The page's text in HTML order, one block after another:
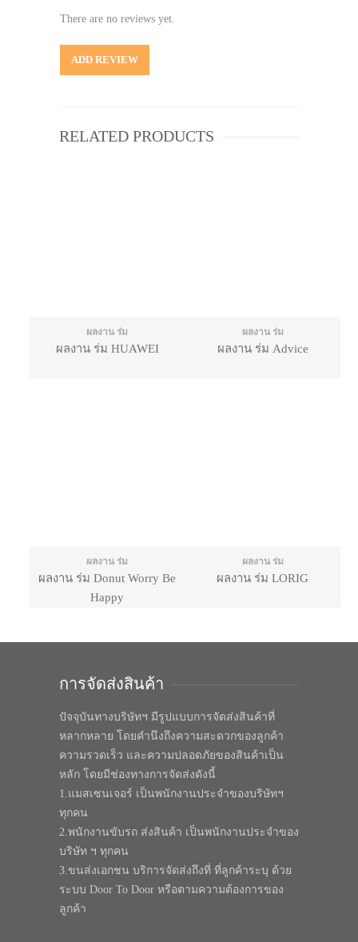
There are no reviews yet.
ADD REVIEW
RELATED PRODUCTS
ผลงาน ร่ม
ผลงาน ร่ม HUAWEI
ผลงาน ร่ม
ผลงาน ร่ม Advice
ผลงาน ร่ม
ผลงาน ร่ม Donut Worry Be
Happy
ผลงาน ร่ม
ผลงาน ร่ม LORIG
การจัดส่งสินค้า
ปัจจุบันทางบริษัทฯ มีรูปแบบการจัดส่งสินค้าที่
หลากหลาย โดยคำนึงถึงความสะดวกของลูกค้า
ความรวดเร็ว และความปลอดภัยของสินค้าเป็น
หลัก โดยมีช่องทางการจัดส่งดังนี้
1.แมสเซนเจอร์ เป็นพนักงานประจำของบริษัทฯ
ทุกคน
2.พนักงานขับรถ ส่งสินค้า เป็นพนักงานประจำของ
บริษัท ฯ ทุกคน
3.ขนส่งเอกชน บริการจัดส่งถึงที่ ที่ลูกค้าระบุ ด้วย
ระบบ Door To Door หรือตามความต้องการของ
ลูกค้า